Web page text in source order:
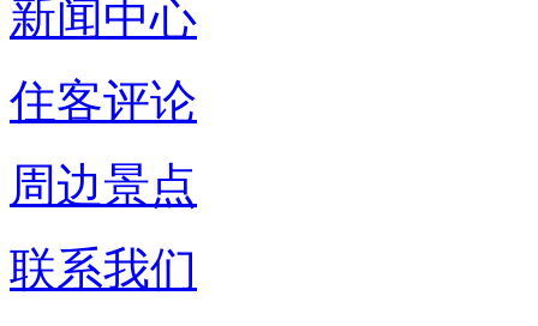
新闻中心
住客评论
周边景点
联系我们